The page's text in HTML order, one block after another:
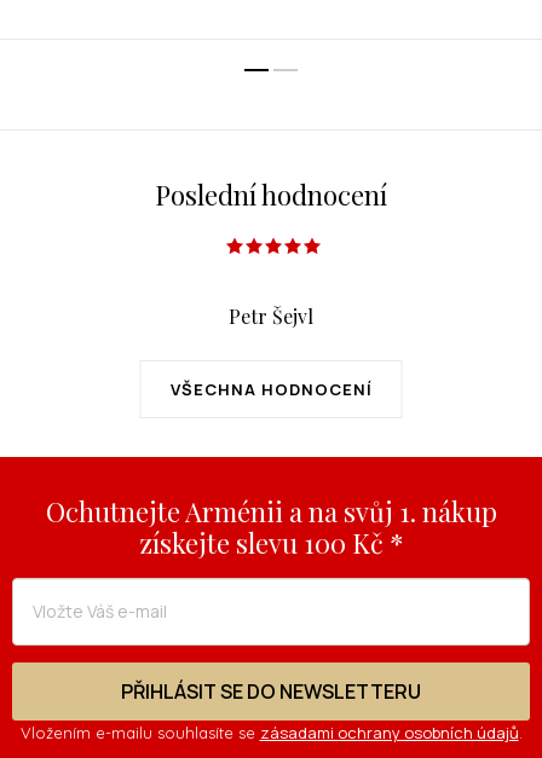
Poslední hodnocení
VŠECHNA HODNOCENÍ
Petr Šejvl
Ochutnejte Arménii a na svůj 1. nákup
získejte slevu 100 Kč *
Vložením e-mailu souhlasíte se zásadami ochrany osobních údajů
PŘIHLÁSIT SE DO NEWSLETTERU